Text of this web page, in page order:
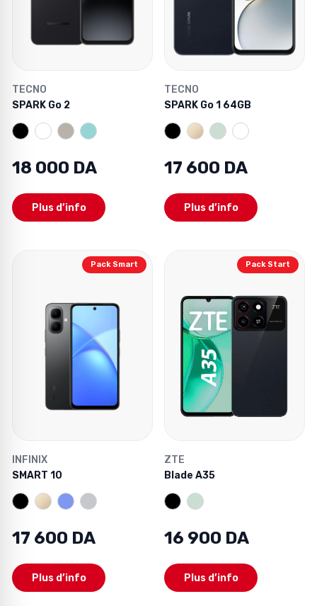
TECNO
SPARK Go 2
18 000 DA
Plus d’info
TECNO
SPARK Go 1 64GB
17 600 DA
Plus d’info
Pack Smart
INFINIX
SMART 10
17 600 DA
Plus d’info
Pack Start
ZTE
Blade A35
16 900 DA
Plus d’info